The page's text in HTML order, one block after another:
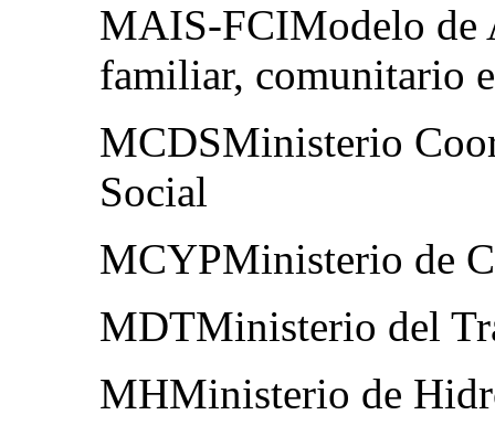
MAIS-FCIModelo de
familiar, comunitario
MCDSMinisterio
Social
MCYPMinisterio de
MDTMinisterio del
MHMinisterio de